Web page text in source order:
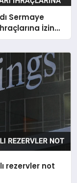
Sermaye
İzin
rezervler not